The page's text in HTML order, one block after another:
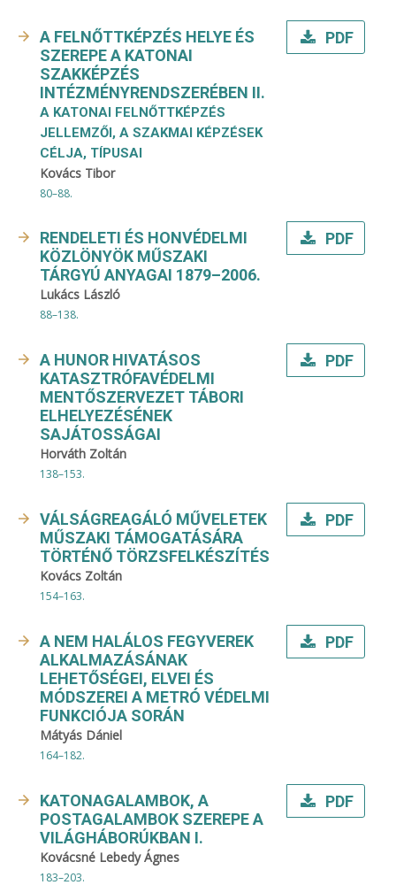
A FELNŐTTKÉPZÉS HELYE ÉS
SZEREPE A KATONAI
SZAKKÉPZÉS
INTÉZMÉNYRENDSZERÉBEN II.
A KATONAI FELNŐTTKÉPZÉS
JELLEMZŐI, A SZAKMAI KÉPZÉSEK
CÉLJA, TÍPUSAI
Kovács Tibor
80–88.
PDF
RENDELETI ÉS HONVÉDELMI
KÖZLÖNYÖK MŰSZAKI
TÁRGYÚ ANYAGAI 1879–2006.
Lukács László
88–138.
PDF
A HUNOR HIVATÁSOS
KATASZTRÓFAVÉDELMI
MENTŐSZERVEZET TÁBORI
ELHELYEZÉSÉNEK
SAJÁTOSSÁGAI
Horváth Zoltán
138–153.
PDF
VÁLSÁGREAGÁLÓ MŰVELETEK
MŰSZAKI TÁMOGATÁSÁRA
TÖRTÉNŐ TÖRZSFELKÉSZÍTÉS
Kovács Zoltán
154–163.
PDF
A NEM HALÁLOS FEGYVEREK
ALKALMAZÁSÁNAK
LEHETŐSÉGEI, ELVEI ÉS
MÓDSZEREI A METRÓ VÉDELMI
FUNKCIÓJA SORÁN
Mátyás Dániel
164–182.
PDF
KATONAGALAMBOK, A
POSTAGALAMBOK SZEREPE A
VILÁGHÁBORÚKBAN I.
Kovácsné Lebedy Ágnes
183–203.
PDF